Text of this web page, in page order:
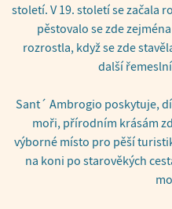
století. V 19. století se začala
pěstovalo se zde
rozrostla, když se zde
další
Sant´ Ambrogio poskytuje,
moři, přírodním krásám
výborné místo pro pěší
na koni po starověkých